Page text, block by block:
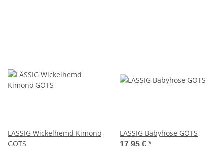
LÄSSIG Wickelhemd Kimono
GOTS
LÄSSIG Babyhose GOTS